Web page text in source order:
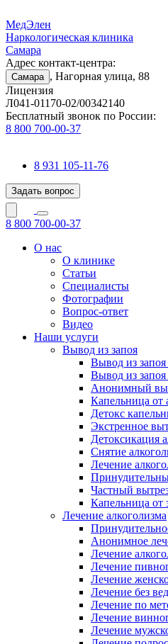
МедЭлен
Наркологическая клиника
Самара
Адрес контакт-центра:
Самара , Нагорная улица, 88
Лицензия
Л041-01170-02/00342140
Бесплатный звонок по России:
8 800 700-00-37
8 931 105-11-76
Задать вопрос
8 800 700-00-37
О нас
О клинике
Статьи
Специалисты
Фотографии
Вопрос-ответ
Видео
Наши услуги
Вывод из запоя
Вывод из
Вывод из запоя
Анонимный
Капельница от
Детокс
Экстренное
Детоксикация
Снятие
Лечение
Частный
Капельница от
Лечение алкоголизма
Анонимное
Лечение
Лечение
Лечение
Лечение без
Лечение по
Лечение
Лечение